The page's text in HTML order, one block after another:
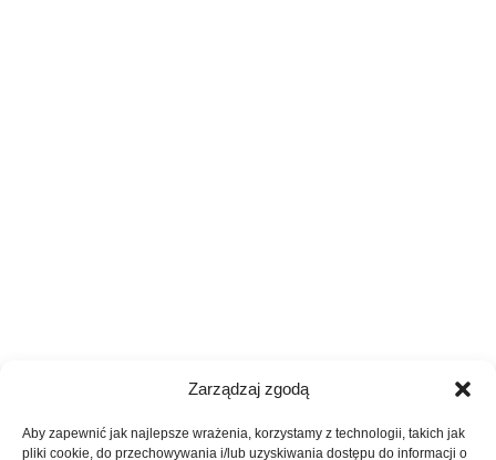
Zarządzaj zgodą
Aby zapewnić jak najlepsze wrażenia, korzystamy z technologii, takich jak
pliki cookie, do przechowywania i/lub uzyskiwania dostępu do informacji o